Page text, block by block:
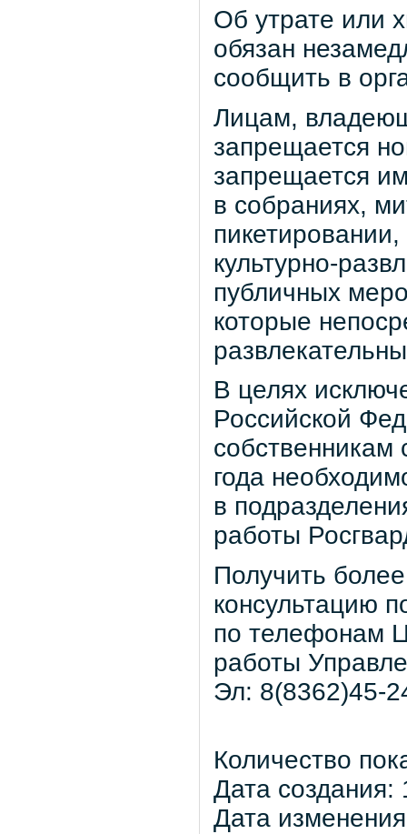
Об утрате или
обязан
сообщить в
Лицам,
запрещается
запрещается
в собраниях,
культурно-
публичных
которые
В целях
Российской
собственникам
года
в
работы
Получить
консультацию
по телефонам
работы
Эл: 8(8362)45-
Количество
Дата
Дата